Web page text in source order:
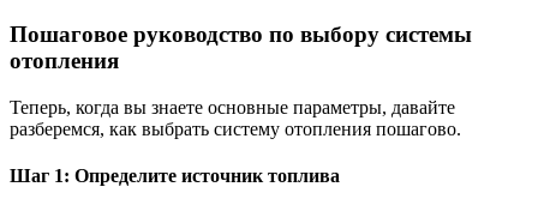
Пошаговое руководство по выбору системы
отопления
Теперь, когда вы знаете основные параметры, давайте
разберемся, как выбрать систему отопления пошагово.
Шаг 1: Определите источник топлива